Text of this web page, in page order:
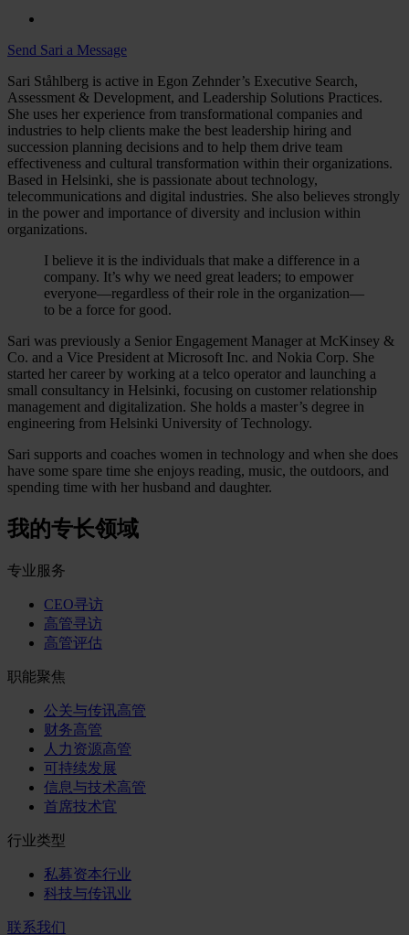
Send Sari a Message
Sari Ståhlberg is active in Egon Zehnder’s Executive Search,
Assessment & Development, and Leadership Solutions Practices.
She uses her experience from transformational companies and
industries to help clients make the best leadership hiring and
succession planning decisions and to help them drive team
effectiveness and cultural transformation within their organizations.
Based in Helsinki, she is passionate about technology,
telecommunications and digital industries. She also believes strongly
in the power and importance of diversity and inclusion within
organizations.
I believe it is the individuals that make a difference in a
company. It’s why we need great leaders; to empower
everyone—regardless of their role in the organization—
to be a force for good.
Sari was previously a Senior Engagement Manager at McKinsey &
Co. and a Vice President at Microsoft Inc. and Nokia Corp. She
started her career by working at a telco operator and launching a
small consultancy in Helsinki, focusing on customer relationship
management and digitalization. She holds a master’s degree in
engineering from Helsinki University of Technology.
Sari supports and coaches women in technology and when she does
have some spare time she enjoys reading, music, the outdoors, and
spending time with her husband and daughter.
我的专长领域
专业服务
CEO寻访
高管寻访
高管评估
职能聚焦
公关与传讯高管
财务高管
人力资源高管
可持续发展
信息与技术高管
首席技术官
行业类型
私募资本行业
科技与传讯业
联系我们